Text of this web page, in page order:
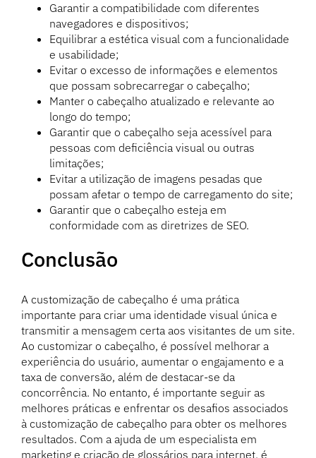
Garantir a compatibilidade com diferentes
navegadores e dispositivos;
Equilibrar a estética visual com a funcionalidade
e usabilidade;
Evitar o excesso de informações e elementos
que possam sobrecarregar o cabeçalho;
Manter o cabeçalho atualizado e relevante ao
longo do tempo;
Garantir que o cabeçalho seja acessível para
pessoas com deficiência visual ou outras
limitações;
Evitar a utilização de imagens pesadas que
possam afetar o tempo de carregamento do site;
Garantir que o cabeçalho esteja em
conformidade com as diretrizes de SEO.
Conclusão
A customização de cabeçalho é uma prática
importante para criar uma identidade visual única e
transmitir a mensagem certa aos visitantes de um site.
Ao customizar o cabeçalho, é possível melhorar a
experiência do usuário, aumentar o engajamento e a
taxa de conversão, além de destacar-se da
concorrência. No entanto, é importante seguir as
melhores práticas e enfrentar os desafios associados
à customização de cabeçalho para obter os melhores
resultados. Com a ajuda de um especialista em
marketing e criação de glossários para internet, é